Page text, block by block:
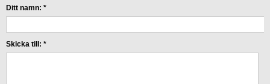
Ditt namn: *
Skicka till: *